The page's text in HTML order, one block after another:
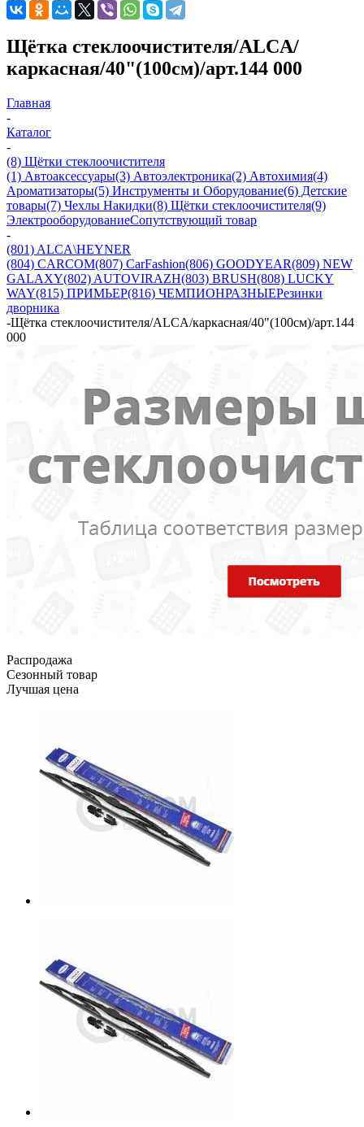
Щётка стеклоочистителя/ALCA/
каркасная/40"(100см)/арт.144 000
Главная
-
Каталог
-
(8) Щётки стеклоочистителя
(1) Автоаксессуары(3) Автоэлектроника(2) Автохимия(4)
Ароматизаторы(5) Инструменты и Оборудование(6) Детские
товары(7) Чехлы Накидки(8) Щётки стеклоочистителя(9)
ЭлектрооборудованиеСопутствующий товар
-
(801) ALCA\HEYNER
(804) CARCOM(807) CarFashion(806) GOODYEAR(809) NEW
GALAXY(802) AUTOVIRAZH(803) BRUSH(808) LUCKY
WAY(815) ПРИМЬЕР(816) ЧЕМПИОНРАЗНЫЕРезинки
дворника
-Щётка стеклоочистителя/ALCA/каркасная/40"(100см)/арт.144
000
Распродажа
Сезонный товар
Лучшая цена